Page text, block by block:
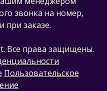
звонка на номер,
при заказе.
Все права защищены.
Пользовательское